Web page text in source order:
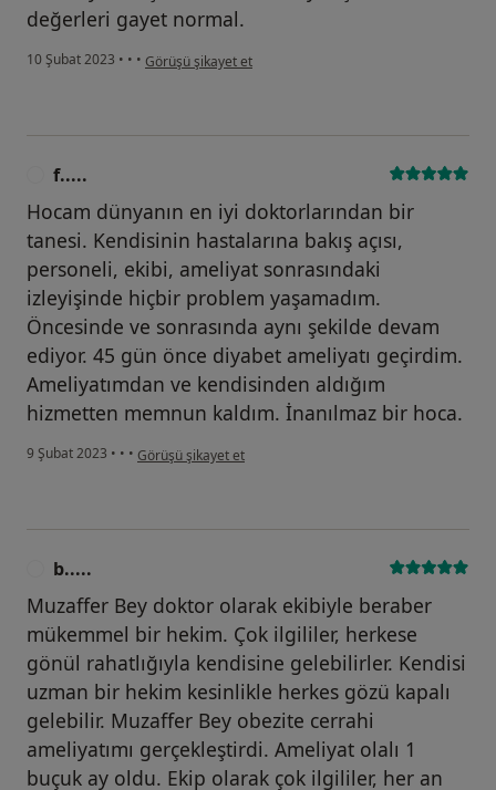
değerleri gayet normal.
10 Şubat 2023 • • • kullanıcının görüşüne göre l....
Görüşü şikayet et
f.....
Hocam dünyanın en iyi doktorlarından bir
tanesi. Kendisinin hastalarına bakış açısı,
personeli, ekibi, ameliyat sonrasındaki
izleyişinde hiçbir problem yaşamadım.
Öncesinde ve sonrasında aynı şekilde devam
ediyor. 45 gün önce diyabet ameliyatı geçirdim.
Ameliyatımdan ve kendisinden aldığım
hizmetten memnun kaldım. İnanılmaz bir hoca.
9 Şubat 2023 • • • kullanıcının görüşüne göre f.....
Görüşü şikayet et
b.....
Muzaffer Bey doktor olarak ekibiyle beraber
mükemmel bir hekim. Çok ilgililer, herkese
gönül rahatlığıyla kendisine gelebilirler. Kendisi
uzman bir hekim kesinlikle herkes gözü kapalı
gelebilir. Muzaffer Bey obezite cerrahi
ameliyatımı gerçekleştirdi. Ameliyat olalı 1
buçuk ay oldu. Ekip olarak çok ilgililer, her an